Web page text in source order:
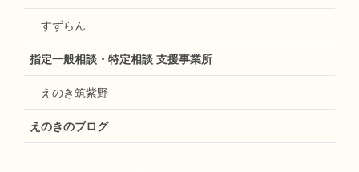
すずらん
指定一般相談・特定相談 支援事業所
えのき筑紫野
えのきのブログ